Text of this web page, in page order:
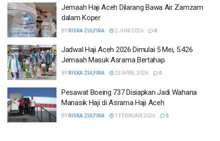
Jemaah Haji Aceh Dilarang Bawa Air Zamzam
dalam Koper
BY RISKA ZULFIRA 2 JUNI 2026 0
Jadwal Haji Aceh 2026 Dimulai 5 Mei, 5.426
Jemaah Masuk Asrama Bertahap
BY RISKA ZULFIRA 23 APRIL 2026 0
Pesawat Boeing 737 Disiapkan Jadi Wahana
Manasik Haji di Asrama Haji Aceh
BY RISKA ZULFIRA 1 FEBRUARI 2026 0